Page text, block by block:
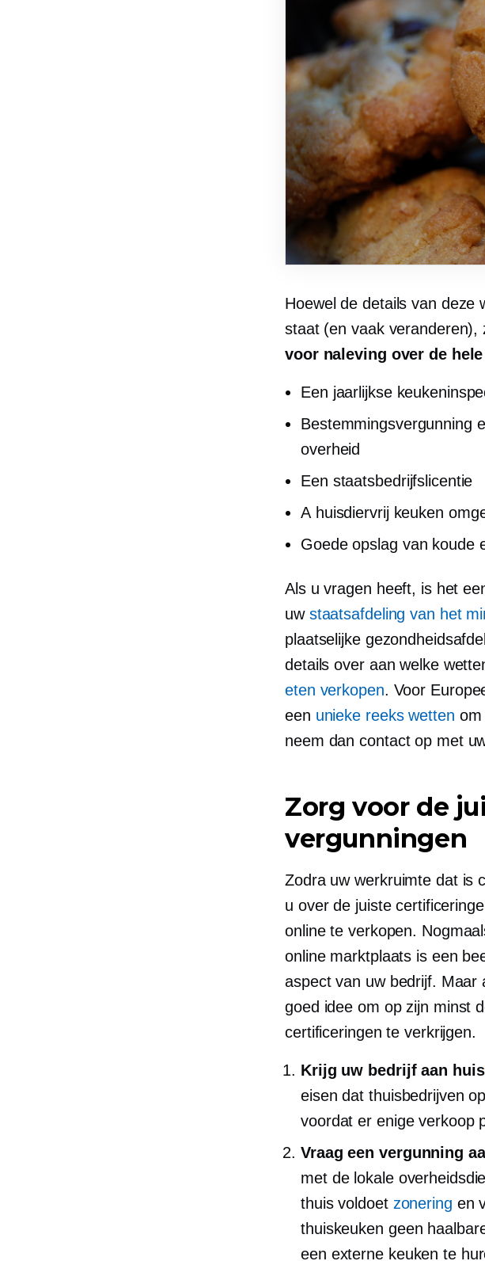
Hoewel de details van deze
staat (en vaak veranderen),
voor naleving over de
Een jaarlijkse
Bestemmingsvergunning
overheid
Een staatsbedrijfslicentie
A huisdiervrijkeuken
Goede opslag van koude
Als u vragen heeft, is het
uw staatsafdeling van het
plaatselijke
details over aan welke
eten verkopen. Voor
een unieke reeks wetten om
neem dan contact op met
Zorg voor de
vergunningen
Zodra uw werkruimte dat is
u over de juiste
online te verkopen.
online marktplaats is een
aspect van uw bedrijf. Maar
goed idee om op zijn minst
certificeringen te verkrijgen.
Krijg uw bedrijf aan
eisen dat thuisbedrijven
voordat er enige verkoop
Vraag een vergunning
met de lokale
thuis voldoet zonering en
thuiskeuken geen
een ​​externe keuken te